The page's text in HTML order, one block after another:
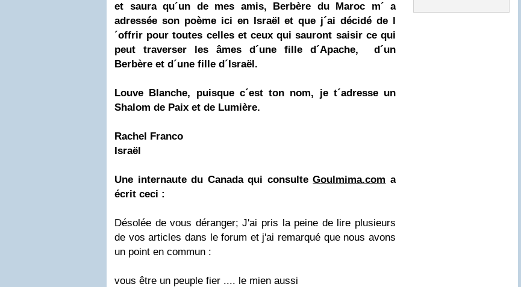
et saura qu´un de mes amis, Berbère du Maroc m´ a
adressée son poème ici en Israël et que j´ai décidé de l
´offrir pour toutes celles et ceux qui sauront saisir ce qui
peut traverser les âmes d´une fille d´Apache, d´un
Berbère et d´une fille d´Israël.
Louve Blanche, puisque c´est ton nom, je t´adresse un
Shalom de Paix et de Lumière.
Rachel Franco
Israël
Une internaute du Canadaqui consulteGoulmima.com a
écrit ceci :
Désolée de vous déranger; J'ai pris la peine de lire plusieurs
de vos articles dans le forum et j'ai remarqué que nous avons
un point en commun :
vous être un peuple fier .... le mien aussi